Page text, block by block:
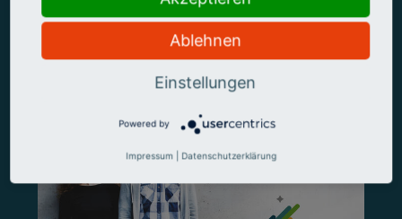
ZUSAMMEN MEHR ERREICHEN
Ablehnen
Einstellungen
Powered by
Impressum Datenschutzerklärung